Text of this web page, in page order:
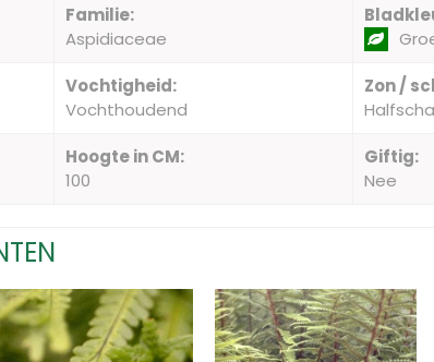
Familie:
Aspidiaceae
Vochtigheid:
Vochthoudend
Zon /
Hoogte in CM:
100
Giftig:
Nee